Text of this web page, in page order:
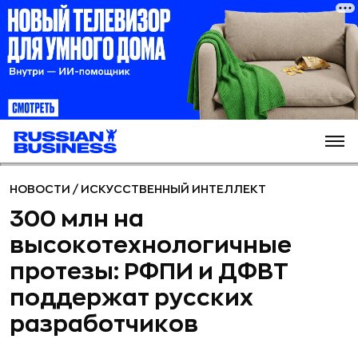
НОВОСТИ / ИСКУССТВЕННЫЙ ИНТЕЛЛЕКТ
300 млн на
высокотехнологичные
протезы: РФПИ и ДФВТ
поддержат русских
разработчиков